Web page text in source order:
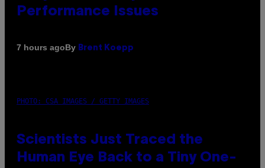
Performance Issues
7 hours agoBy Brent Koepp
PHOTO: CSA IMAGES / GETTY IMAGES
Scientists Just Traced the
Human Eye Back to a Tiny One-